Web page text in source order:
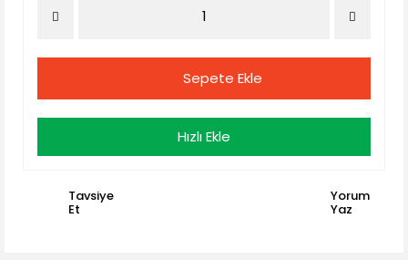
Sepete Ekle
Hızlı Ekle
Tavsiye
Et
Yorum
Yaz